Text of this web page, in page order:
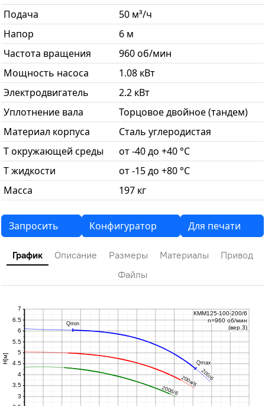
Подача
50 м³/ч
Напор
6 м
Частота вращения
960 об/мин
Мощность насоса
1.08 кВт
Электродвигатель
2.2 кВт
Уплотнение вала
Торцовое двойное (тандем)
Материал корпуса
Сталь углеродистая
T окружающей среды
от -40 до +40 °С
T жидкости
от -15 до +80 °С
Масса
197 кг
Запросить Конфигуратор Для печати
График Описание Размеры Материалы
Привод
Файлы
3
3.5
4
4.5
5
5.5
6
6.5
7
H[м]
200/6
200/6
Qmin
Qmin
Qmax
Qmax
200а/6
200а/6
200б/6
200б/6
КММ125-100-200/6
n=960 об/мин
(вер.3)
КММ125-100-200/6
n=960 об/мин
(вер.3)